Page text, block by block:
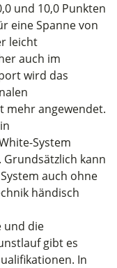
und 10,0 Punkten
eine Spanne von
leicht
auch im
wird das
mehr angewendet.
System
Grundsätzlich kann
auch ohne
händisch
und die
gibt es
In